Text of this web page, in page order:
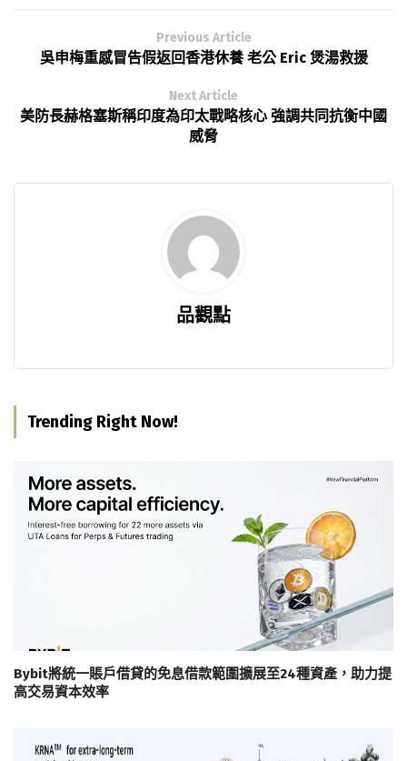
Previous Article
吳申梅重感冒告假返回香港休養 老公 Eric 煲湯救援
Next Article
美防長赫格塞斯稱印度為印太戰略核心 強調共同抗衡中國
威脅
品觀點
Trending Right Now!
Bybit將統一賬戶借貸的免息借款範圍擴展至24種資產，助力提
高交易資本效率